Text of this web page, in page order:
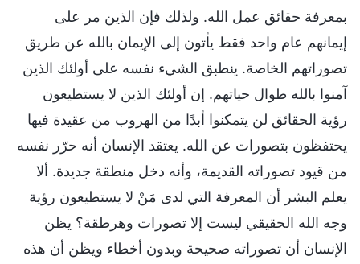
بمعرفة حقائق عمل الله. ولذلك فإن الذين مر على
إيمانهم عام واحد فقط يأتون إلى الإيمان بالله عن طريق
تصوراتهم الخاصة. ينطبق الشيء نفسه على أولئك الذين
آمنوا بالله طوال حياتهم. إن أولئك الذين لا يستطيعون
رؤية الحقائق لن يتمكنوا أبدًا من الهروب من عقيدة فيها
يحتفظون بتصورات عن الله. يعتقد الإنسان أنه حرّر نفسه
من قيود تصوراته القديمة، وأنه دخل منطقة جديدة. ألا
يعلم البشر أن المعرفة التي لدى مَنْ لا يستطيعون رؤية
وجه الله الحقيقي ليست إلا تصورات وهرطقة؟ يظن
الإنسان أن تصوراته صحيحة وبدون أخطاء ويظن أن هذه